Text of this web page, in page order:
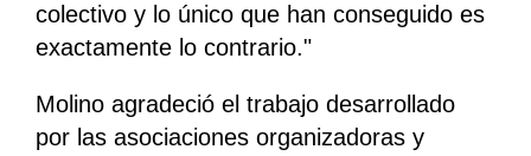
colectivo y lo único que han conseguido es
exactamente lo contrario."
Molino agradeció el trabajo desarrollado
por las asociaciones organizadoras y